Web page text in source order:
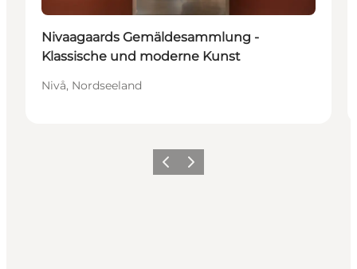
Nivaagaards Gemäldesammlung -
Klassische und moderne Kunst
Nivå, Nordseeland
ZurückWeiter